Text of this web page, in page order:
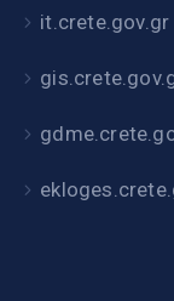
it.crete.gov.gr